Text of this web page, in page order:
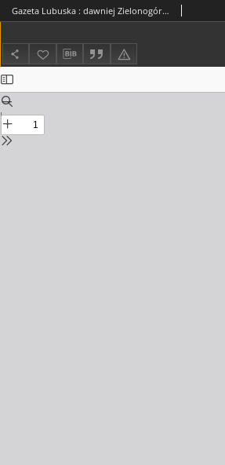
Gazeta Lubuska : dawniej Zielonogórska-Gorzowska R. XLII [właśc. XLIII], nr 260 (7 listopada 1994). - Wyd. 1